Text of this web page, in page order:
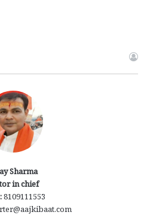
Sharma
in chief
8109111553